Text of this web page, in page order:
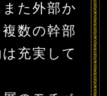
た外部か
数の幹部
充実して